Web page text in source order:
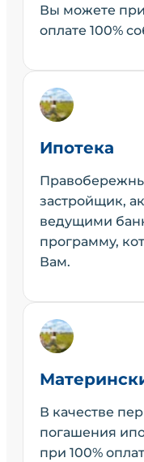
Вы можете
оплате 100%
Ипотека
застройщик,
ведущими
программу,
Вам.
В качестве
погашения
при 100%